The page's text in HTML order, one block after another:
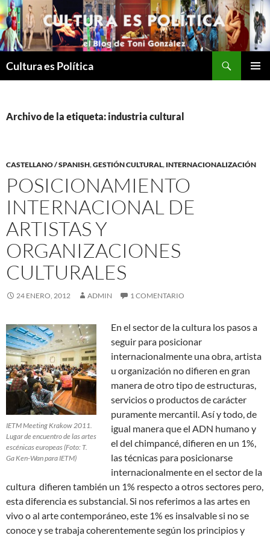
Saltar
al
contenido
Cultura es Política
Archivo de la etiqueta: industria cultural
CASTELLANO / SPANISH,GESTIÓN CULTURAL, INTERNACIONALIZACIÓN
POSICIONAMIENTO
INTERNACIONAL DE
ARTISTAS Y
ORGANIZACIONES
CULTURALES
24 ENERO, 2012 ADMIN 1 COMENTARIO
IETM Meeting Krakow 2011.
Lugar de encuentro de las artes
escénicas europeas (Foto: T.
Ga Ken-Wan para IETM)
En el sector de la cultura los pasos a
seguir para posicionar
internacionalmente una obra, artista
u organización no difieren en gran
manera de otro tipo de estructuras,
servicios o productos de carácter
puramente mercantil. Así y todo, de
igual manera que el ADN humano y
el del chimpancé, difieren en un 1%,
las técnicas para posicionarse
internacionalmente en el sector de la
cultura difieren también un 1% respecto a otros sectores pero,
esta diferencia es substancial. Si nos referimos a las artes en
vivo o al arte contemporáneo, este 1% es insalvable si no se
conoce y se trabaja coherentemente según los principios y